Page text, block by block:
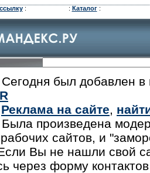
: : Каталог:
Сегодня был добавлен в
Реклама на сайте,
Была произведена
сайтов, и
Вы не нашли свой
через форму